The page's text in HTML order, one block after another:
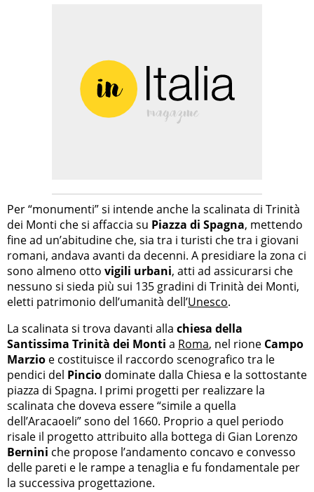
Per “monumenti” si intende anche la scalinata di Trinità
dei Monti che si affaccia su Piazza di Spagna, mettendo
fine ad un’abitudine che, sia tra i turisti che tra i giovani
romani, andava avanti da decenni. A presidiare la zona ci
sono almeno otto vigili urbani, atti ad assicurarsi che
nessuno si sieda più sui 135 gradini di Trinità dei Monti,
eletti patrimonio dell’umanità dell’Unesco.
La scalinata si trova davanti alla chiesa della
Santissima Trinità dei Monti a Roma, nel rione Campo
Marzio e costituisce il raccordo scenografico tra le
pendici del Pincio dominate dalla Chiesa e la sottostante
piazza di Spagna. I primi progetti per realizzare la
scalinata che doveva essere “simile a quella
dell’Aracaoeli” sono del 1660. Proprio a quel periodo
risale il progetto attribuito alla bottega di Gian Lorenzo
Bernini che propose l’andamento concavo e convesso
delle pareti e le rampe a tenaglia e fu fondamentale per
la successiva progettazione.